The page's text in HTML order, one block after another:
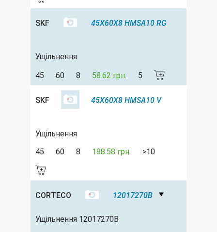
SKF 45X60X8 HMSA10 RG
Ущільнення
45 60 8 58.62 грн. 5
SKF 45X60X8 HMSA10 V
Ущільнення
45
60 8 188.58 грн. >10
CORTECO 12017270B
Ущільнення 12017270B